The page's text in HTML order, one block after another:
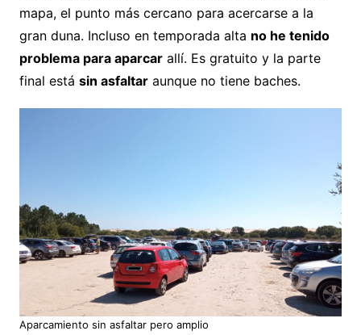
mapa, el punto más cercano para acercarse a la
gran duna. Incluso en temporada alta no he tenido
problema para aparcarallí. Es gratuito y la parte
final está sin asfaltaraunque no tiene baches.
Aparcamiento sin asfaltar pero amplio